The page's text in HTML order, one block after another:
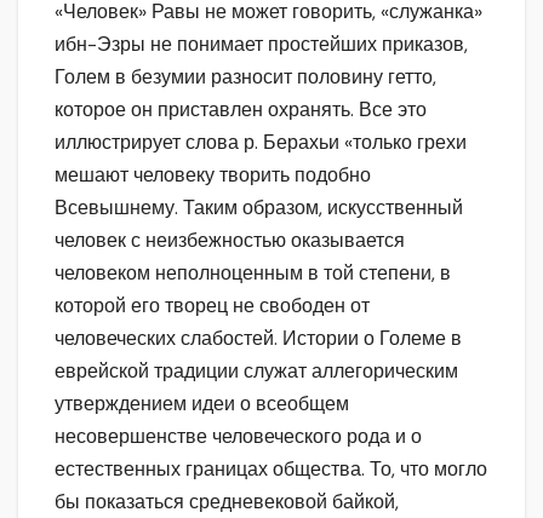
«Человек» Равы не может говорить, «служанка»
ибн-Эзры не понимает простейших приказов,
Голем в безумии разносит половину гетто,
которое он приставлен охранять. Все это
иллюстрирует слова р. Берахьи «только грехи
мешают человеку творить подобно
Всевышнему. Таким образом, искусственный
человек с неизбежностью оказывается
человеком неполноценным в той степени, в
которой его творец не свободен от
человеческих слабостей. Истории о Големе в
еврейской традиции служат аллегорическим
утверждением идеи о всеобщем
несовершенстве человеческого рода и о
естественных границах общества. То, что могло
бы показаться средневековой байкой,